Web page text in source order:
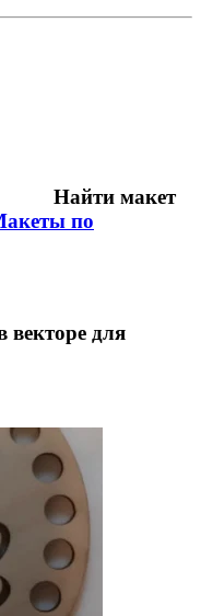
Найти макет
по
векторе для